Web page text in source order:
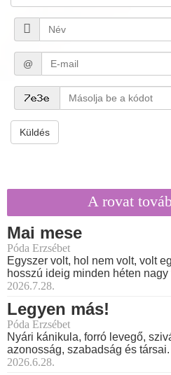
@
Küldés
A rovat
Mai mese
Póda Erzsébet
Egyszer volt, hol nem volt, volt
hosszú ideig minden héten nagy
2026.7.28.
Legyen más!
Póda Erzsébet
Nyári kánikula, forró levegő,
azonosság, szabadság és társai.
2026.6.28.